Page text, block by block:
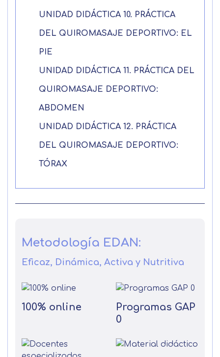
UNIDAD DIDÁCTICA 10. PRÁCTICA
DEL QUIROMASAJE DEPORTIVO: EL
PIE
UNIDAD DIDÁCTICA 11. PRÁCTICA DEL
QUIROMASAJE DEPORTIVO:
ABDOMEN
UNIDAD DIDÁCTICA 12. PRÁCTICA
DEL QUIROMASAJE DEPORTIVO:
TÓRAX
Metodología EDAN:
Eficaz, Dinámica, Activa y Nutritiva
100% online
Programas GAP
0
Acepto el tratamiento de mis datos con la
básica
Leer más